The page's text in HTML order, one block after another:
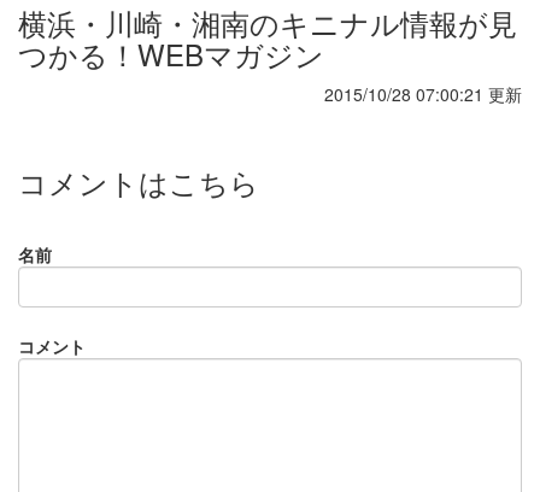
横浜・川崎・湘南のキニナル情報が見
つかる！WEBマガジン
2015/10/28 07:00:21 更新
コメントはこちら
名前
コメント